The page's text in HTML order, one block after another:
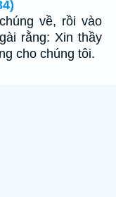
về, rồi vào
rằng: Xin thầy
cho chúng tôi.